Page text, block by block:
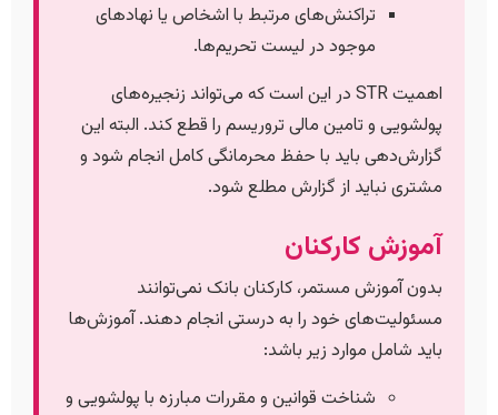
تراکنش‌های مرتبط با اشخاص یا نهادهای
موجود در لیست تحریم‌ها.
اهمیت STR در این است که می‌تواند زنجیره‌های
پولشویی و تامین مالی تروریسم را قطع کند. البته این
گزارش‌دهی باید با حفظ محرمانگی کامل انجام شود و
مشتری نباید از گزارش مطلع شود.
آموزش کارکنان
بدون آموزش مستمر، کارکنان بانک نمی‌توانند
مسئولیت‌های خود را به درستی انجام دهند. آموزش‌ها
باید شامل موارد زیر باشد:
شناخت قوانین و مقررات مبارزه با پولشویی و